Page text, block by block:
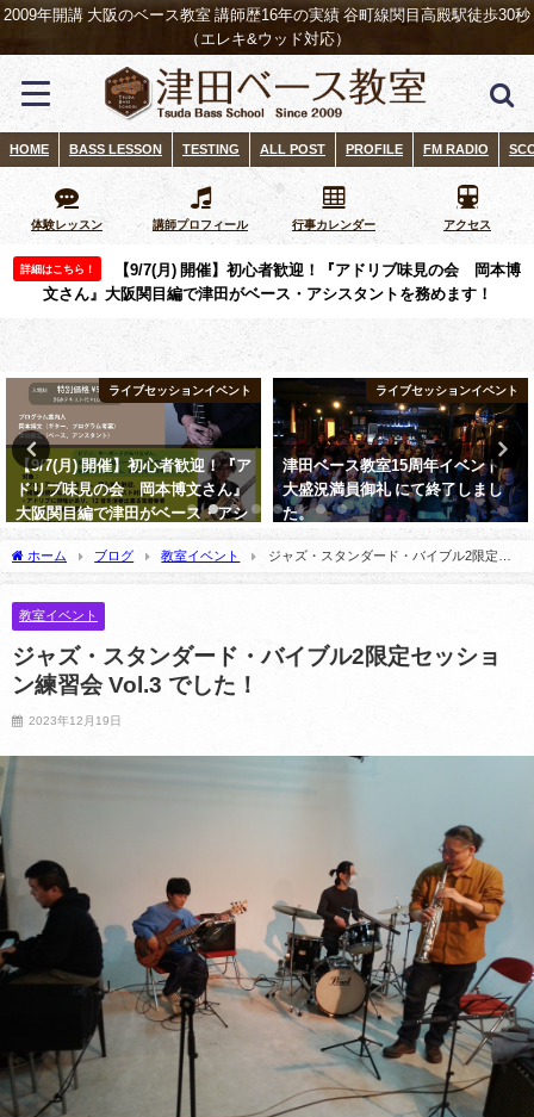
2009年開講 大阪のベース教室 講師歴16年の実績 谷町線関目高殿駅徒歩30秒
（エレキ&ウッド対応）
HOME BASS LESSON TESTING ALL POST PROFILE FM RADIO
体験レッスン 講師プロフィール 行事カレンダー アクセス
詳細はこちら！
【9/7(月) 開催】初心者歓迎！『アドリブ味見の会 岡本博
文さん』大阪関目編で津田がベース・アシスタントを務めます！
ライブセッションイベント
【9/7(月) 開催】初心者歓迎！『ア
ドリブ味見の会 岡本博文さん』
大阪関目編で津田がベース・アシ
スタントを務めます！
ライブセッションイベント
津田ベース教室15周年イベント
大盛況満員御礼 にて終了しまし
た。
ホーム ブログ 教室イベント
ジャズ・スタンダード・バイブル2限定セ
ッション練習会 Vol.3 でした！
教室イベント
ジャズ・スタンダード・バイブル2限定セッショ
ン練習会 Vol.3 でした！
2023年12月19日